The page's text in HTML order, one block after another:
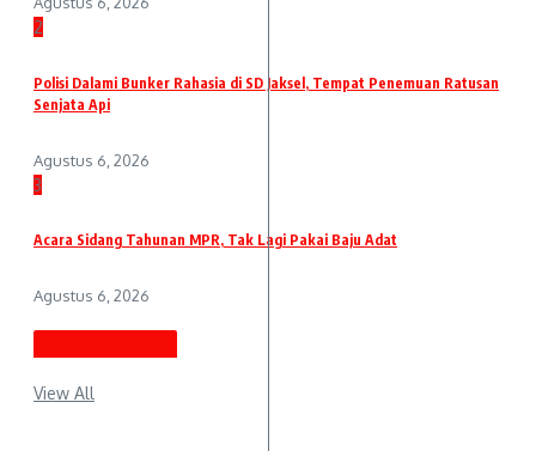
2
Polisi Dalami Bunker Rahasia di SD Jaksel, Tempat Penemuan Ratusan
Senjata Api
Agustus 6, 2026
3
Acara Sidang Tahunan MPR, Tak Lagi Pakai Baju Adat
Agustus 6, 2026
View All